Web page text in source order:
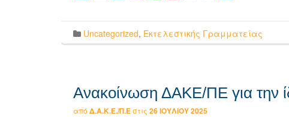
Uncategorized, Εκτελεστικής Γραμματείας
Ανακοίνωση ΔΑΚΕ/ΠΕ για την
από Δ.Α.Κ.Ε./Π.Εστις 26 ΙΟΥΛΊΟΥ 2025